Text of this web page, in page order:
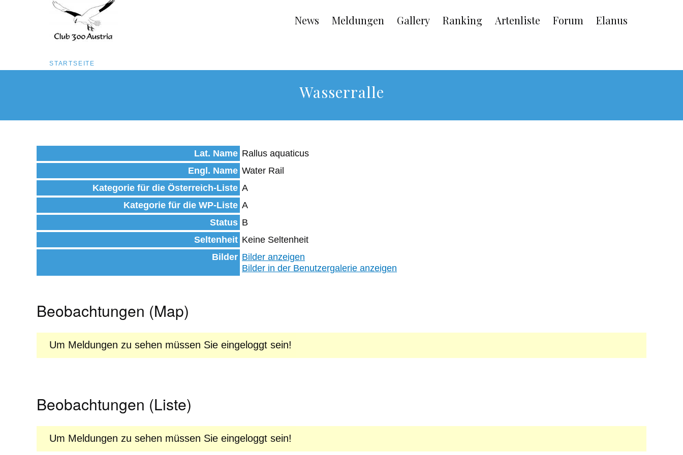
Inhalt
Main
navigation
News Meldungen Gallery Ranking Artenliste Forum Elanus
Pfadnavigation
STARTSEITE
Wasserralle
Lat. Name Rallus aquaticus
Engl. Name Water Rail
Kategorie für die Österreich-Liste A
Kategorie für die WP-Liste A
Status B
Seltenheit Keine Seltenheit
Bilder Bilder anzeigen
Bilder in der Benutzergalerie anzeigen
Beobachtungen (Map)
Um Meldungen zu sehen müssen Sie eingeloggt sein!
Beobachtungen (Liste)
Um Meldungen zu sehen müssen Sie eingeloggt sein!